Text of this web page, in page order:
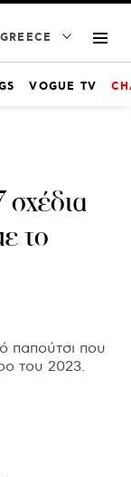
GREECE
VOGUE TV
το
παπούτσι που
του 2023.